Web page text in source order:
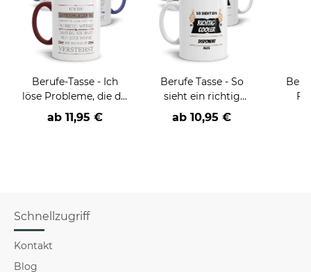
Berufe-Tasse - Ich
löse Probleme, die du
nicht verstehst -
verschiedene Berufe
ab 11,95 €
Berufe Tasse - So
sieht ein richtig
cooler -BERUF- aus
ab 10,95 €
Schnellzugriff
Kontakt
Blog